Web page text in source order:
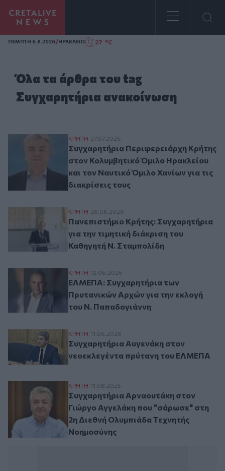
Homepage
ΠΕΜΠΤΗ 6.8.2026/ΗΡΑΚΛΕΙΟ 27 °C
Όλα τα άρθρα του tag
Συγχαρητήρια ανακοίνωση
Συγχαρητήρια Περιφερειάρχη Κρήτης
ΚΡΗΤΗ 27.07.2026
Συγχαρητήρια Περιφερειάρχη Κρήτης
στον Κολυμβητικό Όμιλο Ηρακλείου
και τον Ναυτικό Όμιλο Χανίων για τις
διακρίσεις τους
Πανεπιστήμιο Κρήτης: Συγχαρητήρια για
ΚΡΗΤΗ 28.06.2026
Πανεπιστήμιο Κρήτης: Συγχαρητήρια
για την τιμητική διάκριση του
Καθηγητή Ν. Σταμπολίδη
ΕΛΜΕΠΑ: Συγχαρητήρια των
ΚΡΗΤΗ 12.06.2026
ΕΛΜΕΠΑ: Συγχαρητήρια των
Πρυτανικών Αρχών για την εκλογή
του Ν. Παπαδογιάννη
Συγχαρητήρια Αυγενάκη στον
ΚΡΗΤΗ 11.06.2026
Συγχαρητήρια Αυγενάκη στον
νεοεκλεγέντα πρύτανη του ΕΛΜΕΠΑ
Συγχαρητήρια Αρναουτάκη στον Γιώργο
ΚΡΗΤΗ 11.08.2025
Συγχαρητήρια Αρναουτάκη στον
Γιώργο Αγγελάκη που "σάρωσε" στη
2η Διεθνή Ολυμπιάδα Τεχνητής
Νοημοσύνης